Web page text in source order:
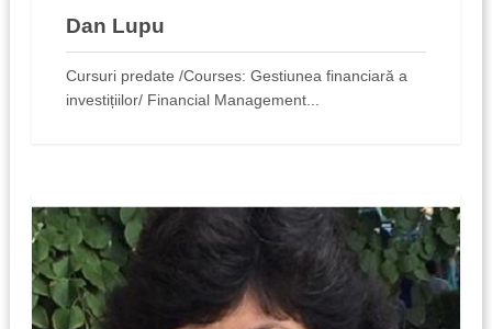
Dan Lupu
Cursuri predate /Courses: Gestiunea financiară a
investițiilor/ Financial Management...